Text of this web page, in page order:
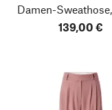
Damen-
139,00 €